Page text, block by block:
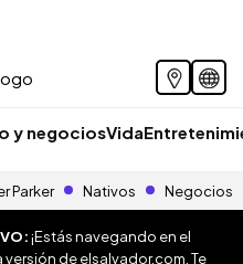
y negociosVida
Parker Nativos Negocios
¡Estás navegando en el
versión deelsalvador.com . Te